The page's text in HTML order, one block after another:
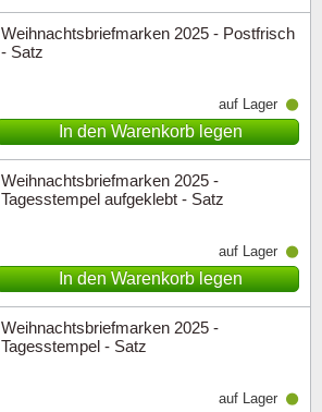
Weihnachtsbriefmarken 2025 - Postfrisch
- Satz
auf Lager
In den Warenkorb legen
Weihnachtsbriefmarken 2025 -
Tagesstempel aufgeklebt - Satz
auf Lager
In den Warenkorb legen
Weihnachtsbriefmarken 2025 -
Tagesstempel - Satz
auf Lager